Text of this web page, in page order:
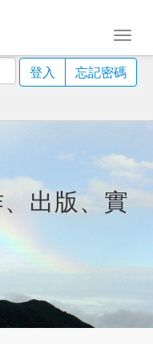
登入
忘記密碼
出版、實